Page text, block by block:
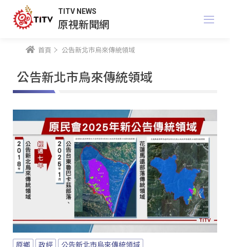
TITV NEWS
原視新聞網
首頁 公告新北市烏來傳統領域
公告新北市烏來傳統領域
原鄉 政經 公告新北市烏來傳統領域